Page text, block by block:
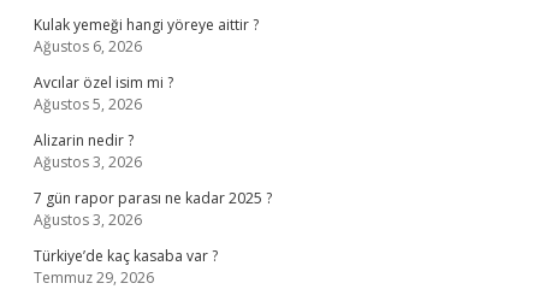
Kulak yemeği hangi yöreye aittir ?
Ağustos 6, 2026
Avcılar özel isim mi ?
Ağustos 5, 2026
Alizarin nedir ?
Ağustos 3, 2026
7 gün rapor parası ne kadar 2025 ?
Ağustos 3, 2026
Türkiye’de kaç kasaba var ?
Temmuz 29, 2026